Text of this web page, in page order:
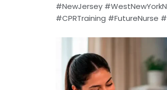
#NewJersey
#CPRTraining #FutureNurse